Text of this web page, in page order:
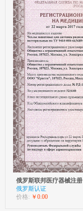
俄罗斯联邦医疗器械注册
俄罗斯认证
价格: ￥0.00